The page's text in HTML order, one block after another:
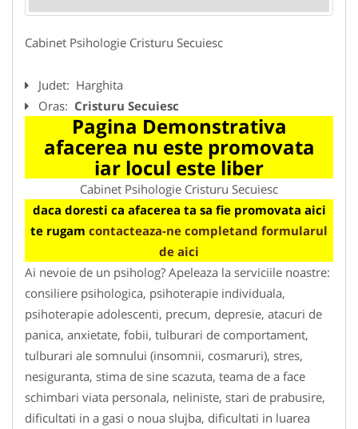
Cabinet Psihologie Cristuru Secuiesc
Judet: Harghita
Oras: Cristuru Secuiesc
Pagina Demonstrativa
afacerea nu este promovata
iar locul este liber
Cabinet Psihologie Cristuru Secuiesc
daca doresti ca afacerea ta sa fie promovata aici
te rugam contacteaza-ne completand formularul
de aici
Ai nevoie de un psiholog? Apeleaza la serviciile noastre:
consiliere psihologica, psihoterapie individuala,
psihoterapie adolescenti, precum, depresie, atacuri de
panica, anxietate, fobii, tulburari de comportament,
tulburari ale somnului (insomnii, cosmaruri), stres,
nesiguranta, stima de sine scazuta, teama de a face
schimbari viata personala, neliniste, stari de prabusire,
dificultati in a gasi o noua slujba, dificultati in luarea